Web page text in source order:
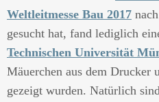
Weltleitmesse Bau 2017
gesucht hat, fand lediglich
Technischen Universität
Mäuerchen aus dem Drucker
gezeigt wurden. Natürlich